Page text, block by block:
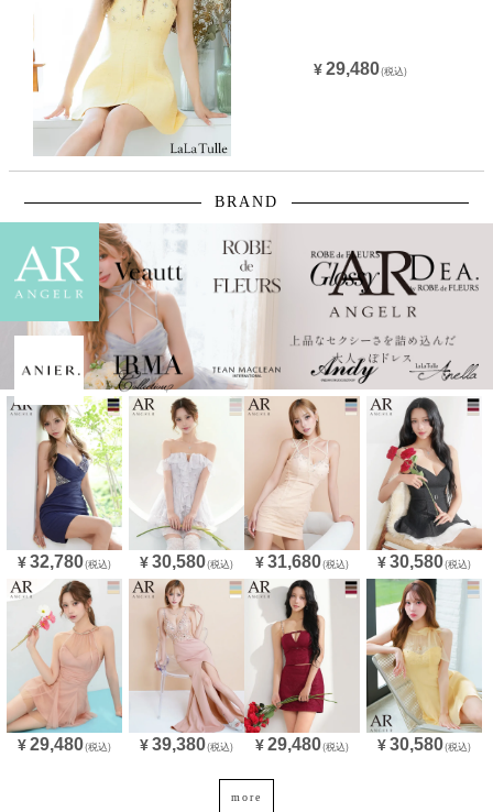
¥29,480(税込)
BRAND
¥32,780(税込) ¥30,580(税込) ¥31,680(税込) ¥30,580(税込)
¥29,480(税込) ¥39,380(税込) ¥29,480(税込) ¥30,580(税込)
more